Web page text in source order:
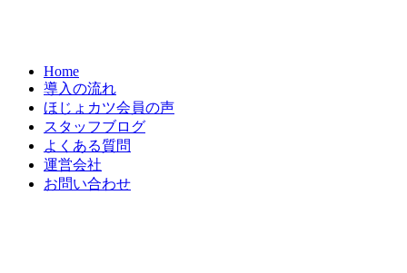
Home
導入の流れ
ほじょカツ会員の声
スタッフブログ
よくある質問
運営会社
お問い合わせ